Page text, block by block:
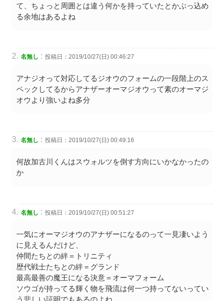
て、ちょっと周囲とは違う何かを持っていたとかぶっ込め
る余地はあるよね
名無し : 投稿日：2019/10/27(日) 00:46:27
アナジオって対応してるジオウのフォームの一段階上のス
ペックしてるからアナザーオーマジオウって素のオーマジ
オウより強いよね多分
名無し : 投稿日：2019/10/27(日) 00:49:16
何故加古川くんはスウォルツを倒す方向にいかなかったの
か
名無し : 投稿日：2019/10/27(日) 00:51:27
一気にオーマジオウのアナザーになるのって一見凄いよう
に見えるんだけど、
仲間たちとの絆＝トリニティ
歴代戦士たちとの絆＝グランド
最高最善の魔王になる決意＝オーマフォーム
ソウゴが持ってる輝く物を飛流は何一つ持ってないってい